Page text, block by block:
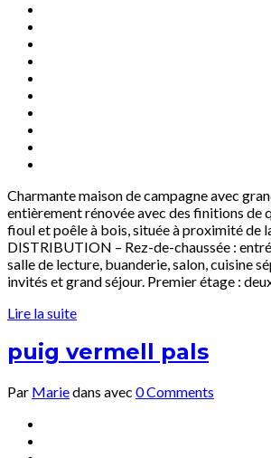
Charmante maison de campagne avec
entièrement rénovée avec des finitions de
fioul et poêle à bois, située à proximité de
DISTRIBUTION – Rez-de-chaussée :
salle de lecture, buanderie, salon, cuisine
invités et grand séjour. Premier étage :
Lire la suite
puig vermell pals
Par Mariedans avec 0 Comments